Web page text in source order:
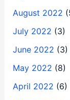
August 2022
July 2022 (3)
June 2022 (3)
May 2022 (8)
April 2022 (6)